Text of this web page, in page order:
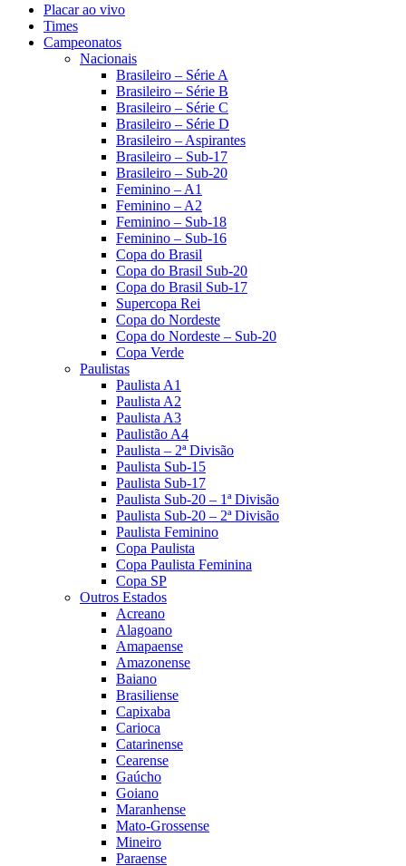
Placar ao vivo
Times
Campeonatos
Nacionais
Brasileiro – Série A
Brasileiro – Série B
Brasileiro – Série C
Brasileiro – Série D
Brasileiro – Aspirantes
Brasileiro – Sub-17
Brasileiro – Sub-20
Feminino – A1
Feminino – A2
Feminino – Sub-18
Feminino – Sub-16
Copa do Brasil
Copa do Brasil Sub-20
Copa do Brasil Sub-17
Supercopa Rei
Copa do Nordeste
Copa do Nordeste – Sub-20
Copa Verde
Paulistas
Paulista A1
Paulista A2
Paulista A3
Paulistão A4
Paulista – 2ª Divisão
Paulista Sub-15
Paulista Sub-17
Paulista Sub-20 – 1ª Divisão
Paulista Sub-20 – 2ª Divisão
Paulista Feminino
Copa Paulista
Copa Paulista Feminina
Copa SP
Outros Estados
Acreano
Alagoano
Amapaense
Amazonense
Baiano
Brasiliense
Capixaba
Carioca
Catarinense
Cearense
Gaúcho
Goiano
Maranhense
Mato-Grossense
Mineiro
Paraense